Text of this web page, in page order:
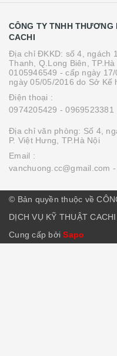
CÔNG TY TNHH THƯƠNG
CACHI
Địa chỉ ĐKKD: số 4, ngách
Thanh, Q.Long Biên,
0105946549 - cấp ngày
ngày 05/05/2016 do Sở Kế
Điện thoại :
0974205429 - 0969523381
Địa chỉ văn phòng: Số 4,
P. Việt Hưng, TP.Hà Nội
Email :
vanchuong.cc@gmail.com
© Bản quyền thuộc về
DỊCH VỤ KỸ THUẬT CACHI
Cung cấp bởiSapo